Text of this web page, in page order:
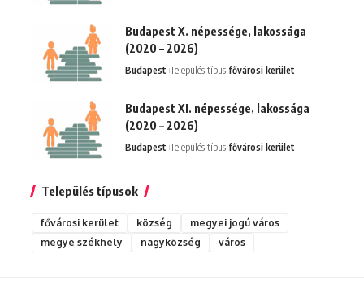
Budapest X. népessége, lakossága
(2020 – 2026)
Budapest Település típus:fővárosi kerület
Budapest XI. népessége, lakossága
(2020 – 2026)
Budapest Település típus:fővárosi kerület
Település típusok
fővárosi kerület község
megyei jogú város
megye székhely
nagyközség város